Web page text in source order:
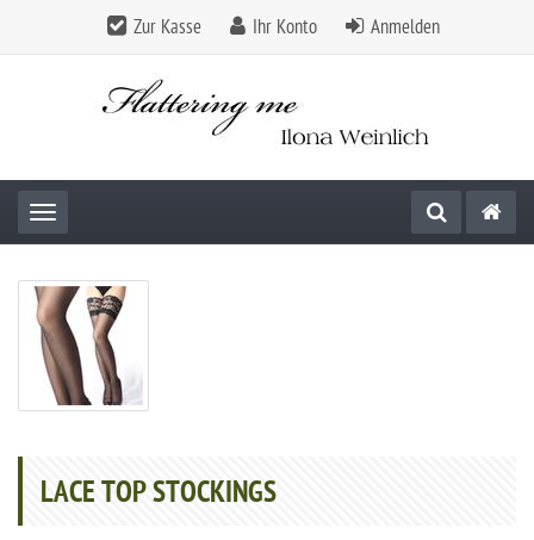
Zur Kasse Ihr Konto Anmelden
Toggle navigation
LACE TOP STOCKINGS